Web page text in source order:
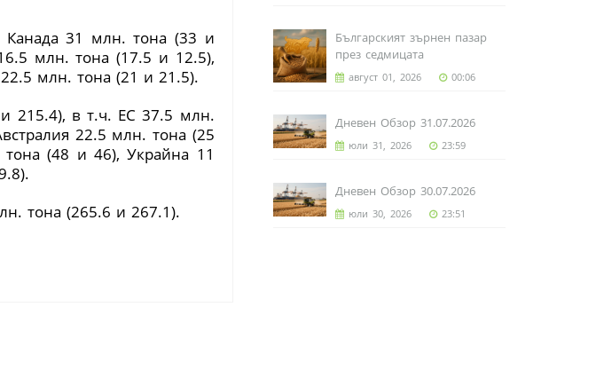
Канада 31 млн. тона (33 и
млн. тона(17.5 и 12.5),
млн. тона (21 и 21.5).
215.4), в т.ч. ЕС 37.5 млн.
22.5 млн. тона (25
тона(48 и 46), Украйна 11
).
тона (265.6 и 267.1).
Българският зърнен пазар
през седмицата
август 01, 2026 00:06
Дневен Обзор 31.07.2026
юли 31, 2026 23:59
Дневен Обзор 30.07.2026
юли 30, 2026 23:51